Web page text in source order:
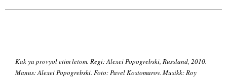
Kak ya provyol etim letom. Regi: Alexei Popogrebski, Russland, 2010.
Manus: Alexei Popogrebski. Foto: Pavel Kostomarov. Musikk: Roy